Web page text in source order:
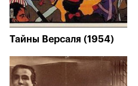
Тайны Версаля (1954)